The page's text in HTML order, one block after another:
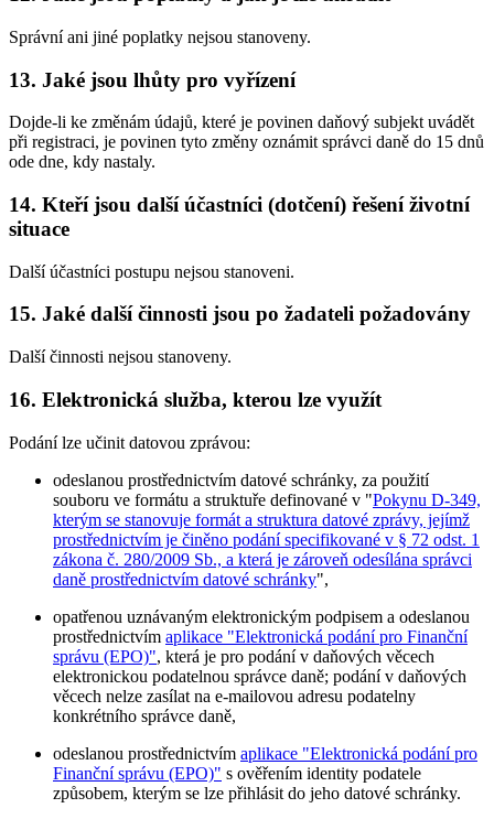
Správní ani jiné poplatky nejsou stanoveny.
13. Jaké jsou lhůty pro vyřízení
Dojde-li ke změnám údajů, které je povinen daňový subjekt uvádět
při registraci, je povinen tyto změny oznámit správci daně do 15 dnů
ode dne, kdy nastaly.
14. Kteří jsou další účastníci (dotčení) řešení životní
situace
Další účastníci postupu nejsou stanoveni.
15. Jaké další činnosti jsou po žadateli požadovány
Další činnosti nejsou stanoveny.
16. Elektronická služba, kterou lze využít
Podání lze učinit datovou zprávou:
odeslanou prostřednictvím datové schránky, za použití
souboru ve formátu a struktuře definované v "Pokynu D-349,
kterým se stanovuje formát a struktura datové zprávy, jejímž
prostřednictvím je činěno podání specifikované v § 72 odst. 1
zákona č. 280/2009 Sb., a která je zároveň odesílána správci
daně prostřednictvím datové schránky",
opatřenou uznávaným elektronickým podpisem a odeslanou
prostřednictvím aplikace "Elektronická podání pro Finanční
správu (EPO)", která je pro podání v daňových věcech
elektronickou podatelnou správce daně; podání v daňových
věcech nelze zasílat na e-mailovou adresu podatelny
konkrétního správce daně,
odeslanou prostřednictvím aplikace "Elektronická podání pro
Finanční správu (EPO)" s ověřením identity podatele
způsobem, kterým se lze přihlásit do jeho datové schránky.